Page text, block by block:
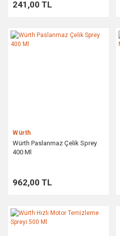
241,00 TL
Würth
Würth Paslanmaz Çelik Sprey
400 Ml
962,00 TL